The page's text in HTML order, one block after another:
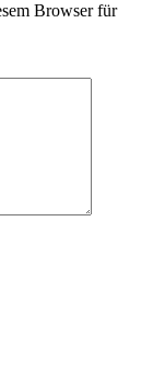
Browser für